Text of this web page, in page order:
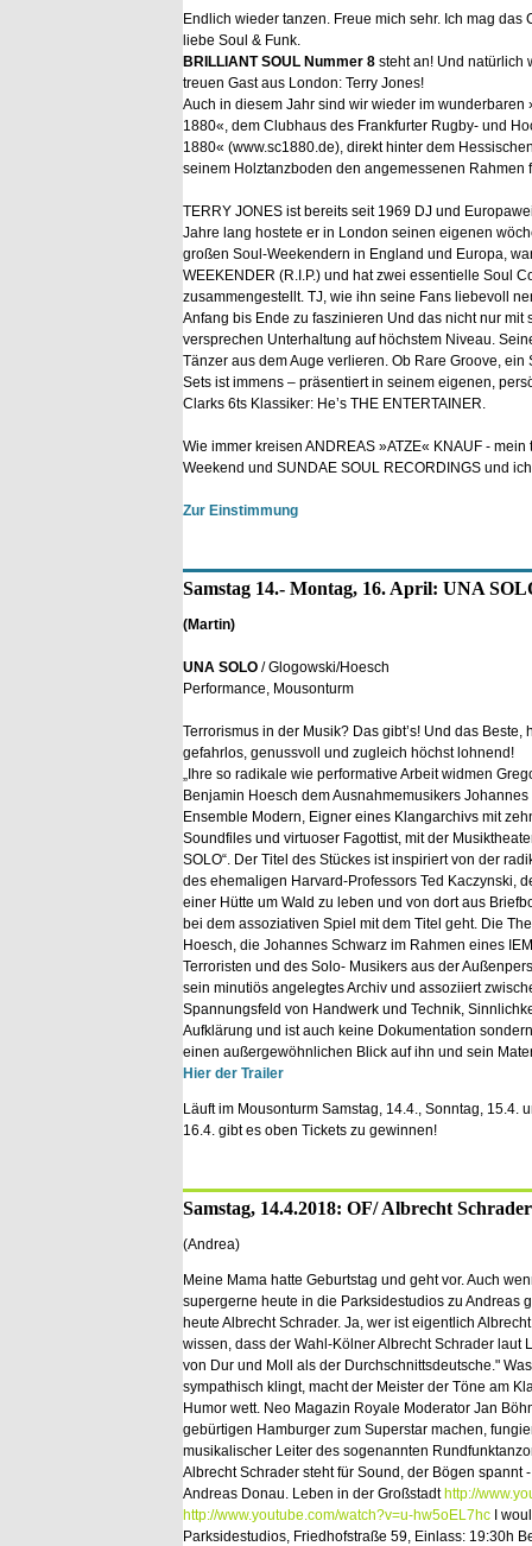
Endlich wieder tanzen. Freue mich sehr. Ich mag das
liebe Soul & Funk.
BRILLIANT SOUL Nummer 8 steht an! Und natürlich
treuen Gast aus London: Terry Jones!
Auch in diesem Jahr sind wir wieder im wunderbaren
1880«, dem Clubhaus des Frankfurter Rugby- und
1880« (www.sc1880.de), direkt hinter dem
seinem Holztanzboden den angemessenen Rahmen
TERRY JONES ist bereits seit 1969 DJ und
Jahre lang hostete er in London seinen eigenen
großen Soul-Weekendern in England und Europa,
WEEKENDER (R.I.P.) und hat zwei essentielle Soul
zusammengestellt. TJ, wie ihn seine Fans liebevoll
Anfang bis Ende zu faszinieren Und das nicht nur
versprechen Unterhaltung auf höchstem Niveau.
Tänzer aus dem Auge verlieren. Ob Rare Groove,
Sets ist immens – präsentiert in seinem eigenen,
Clarks 6ts Klassiker: He’s THE ENTERTAINER.
Wie immer kreisen ANDREAS »ATZE« KNAUF -
Weekend und SUNDAE SOUL RECORDINGS und
Zur Einstimmung
Samstag 14.- Montag, 16. April: UNA
(Martin)
UNA SOLO/ Glogowski/Hoesch
Performance, Mousonturm
Terrorismus in der Musik? Das gibt’s! Und das Beste,
gefahrlos, genussvoll und zugleich höchst lohnend!
„Ihre so radikale wie performative Arbeit widmen
Benjamin Hoesch dem Ausnahmemusikers
Ensemble Modern, Eigner eines Klangarchivs mit
Soundfiles und virtuoser Fagottist, mit der
SOLO“. Der Titel des Stückes ist inspiriert von der
des ehemaligen Harvard-Professors Ted Kaczynski,
einer Hütte um Wald zu leben und von dort aus
bei dem assoziativen Spiel mit dem Titel geht. Die
Hoesch, die Johannes Schwarz im Rahmen eines
Terroristen und des Solo- Musikers aus der
sein minutiös angelegtes Archiv und assoziiert
Spannungsfeld von Handwerk und Technik,
Aufklärung und ist auch keine Dokumentation
einen außergewöhnlichen Blick auf ihn und sein
Hier der Trailer
Läuft im Mousonturm Samstag, 14.4., Sonntag,
16.4. gibt es oben Tickets zu gewinnen!
Samstag, 14.4.2018: OF/ Albrecht Schrader
(Andrea)
Meine Mama hatte Geburtstag und geht vor. Auch
supergerne heute in die Parksidestudios zu Andreas
heute Albrecht Schrader. Ja, wer ist eigentlich
wissen, dass der Wahl-Kölner Albrecht Schrader laut
von Dur und Moll als der Durchschnittsdeutsche."
sympathisch klingt, macht der Meister der Töne am
Humor wett. Neo Magazin Royale Moderator Jan
gebürtigen Hamburger zum Superstar machen,
musikalischer Leiter des sogenannten
Albrecht Schrader steht für Sound, der Bögen
Andreas Donau. Leben in der Großstadt http://
http://www.youtube.com/watch?v=u-hw5oEL7hcI
Parksidestudios, Friedhofstraße 59, Einlass: 19:30h